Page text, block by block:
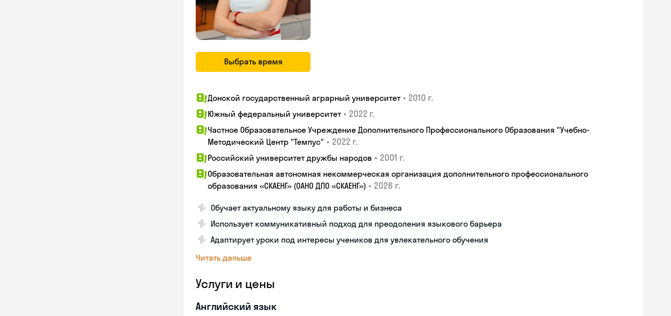
Выбрать время
Донской государственный аграрный университет • 2010 г.
Южный федеральный университет • 2022 г.
Частное Образовательное Учреждение Дополнительного Профессионального Образования "Учебно-
Методический Центр "Темпус" • 2022 г.
Российский университет дружбы народов • 2001 г.
Образовательная автономная некоммерческая организация дополнительного профессионального
образования «СКАЕНГ» (ОАНО ДПО «СКАЕНГ») • 2026 г.
Обучает актуальному языку для работы и бизнеса
Использует коммуникативный подход для преодоления языкового барьера
Адаптирует уроки под интересы учеников для увлекательного обучения
Читать дальше
Услуги и цены
Английский язык